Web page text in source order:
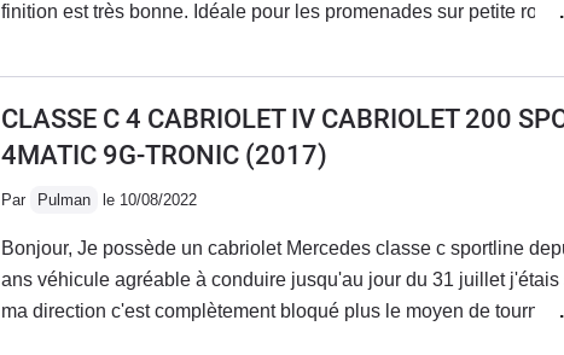
finition est très bonne. Idéale pour les promenades sur petite
faut oublier le coté pratique. Accès au coffre, places arrière
ce n'est pas vraiment fait pour ca. Fiabilité dans la moyenne sans
CLASSE C 4 CABRIOLET IV CABRIOLET 200
4MATIC 9G-TRONIC (2017)
Par Pulman le 10/08/2022
Bonjour, Je possède un cabriolet Mercedes classe c sportline
ans véhicule agréable à conduire jusqu'au jour du 31 juillet j'étais
ma direction c'est complètement bloqué plus le moyen de tourner